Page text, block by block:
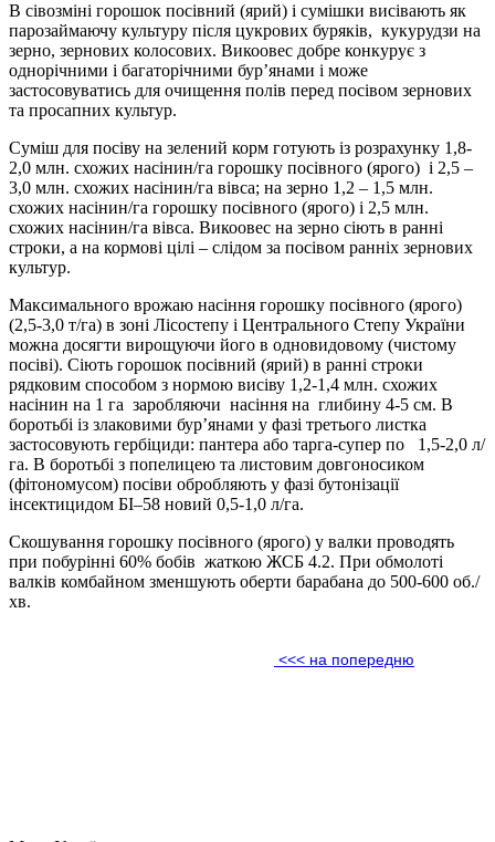
В сівозміні горошок посівний (ярий) і сумішки висівають як
парозаймаючу культуру після цукрових буряків, кукурудзи на
зерно, зернових колосових. Викоовес добре конкурує з
однорічними і багаторічними бур’янами і може
застосовуватись для очищення полів перед посівом зернових
та просапних культур.
Суміш для посіву на зелений корм готують із розрахунку 1,8-
2,0 млн. схожих насінин/га горошку посівного (ярого) і 2,5 –
3,0 млн. схожих насінин/га вівса; на зерно 1,2 – 1,5 млн.
схожих насінин/га горошку посівного (ярого) і 2,5 млн.
схожих насінин/га вівса. Викоовес на зерно сіють в ранні
строки, а на кормові цілі – слідом за посівом ранніх зернових
культур.
Максимального врожаю насіння горошку посівного (ярого)
(2,5-3,0 т/га) в зоні Лісостепу і Центрального Степу України
можна досягти вирощуючи його в одновидовому (чистому
посіві). Сіють горошок посівний (ярий) в ранні строки
рядковим способом з нормою висіву 1,2-1,4 млн. схожих
насінин на 1 га заробляючи насіння на глибину 4-5 см. В
боротьбі із злаковими бур’янами у фазі третього листка
застосовують гербіциди: пантера або тарга-супер по 1,5-2,0 л/
га. В боротьбі з попелицею та листовим довгоносиком
(фітономусом) посіви обробляють у фазі бутонізації
інсектицидом БІ–58 новий 0,5-1,0 л/га.
Скошування горошку посівного (ярого) у валки проводять
при побурінні 60% бобів жаткою ЖСБ 4.2. При обмолоті
валків комбайном зменшують оберти барабана до 500-600 об./
хв.
<<< на попередню